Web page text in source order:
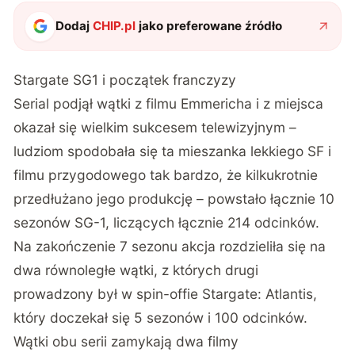
DodajCHIP.pl jako preferowane źródło
Stargate SG1 i początek franczyzy
Serial podjął wątki z filmu Emmericha i z miejsca
okazał się wielkim sukcesem telewizyjnym –
ludziom spodobała się ta mieszanka lekkiego SF i
filmu przygodowego tak bardzo, że kilkukrotnie
przedłużano jego produkcję – powstało łącznie 10
sezonów SG-1, liczących łącznie 214 odcinków.
Na zakończenie 7 sezonu akcja rozdzieliła się na
dwa równoległe wątki, z których drugi
prowadzony był w spin-offie Stargate: Atlantis,
który doczekał się 5 sezonów i 100 odcinków.
Wątki obu serii zamykają dwa filmy